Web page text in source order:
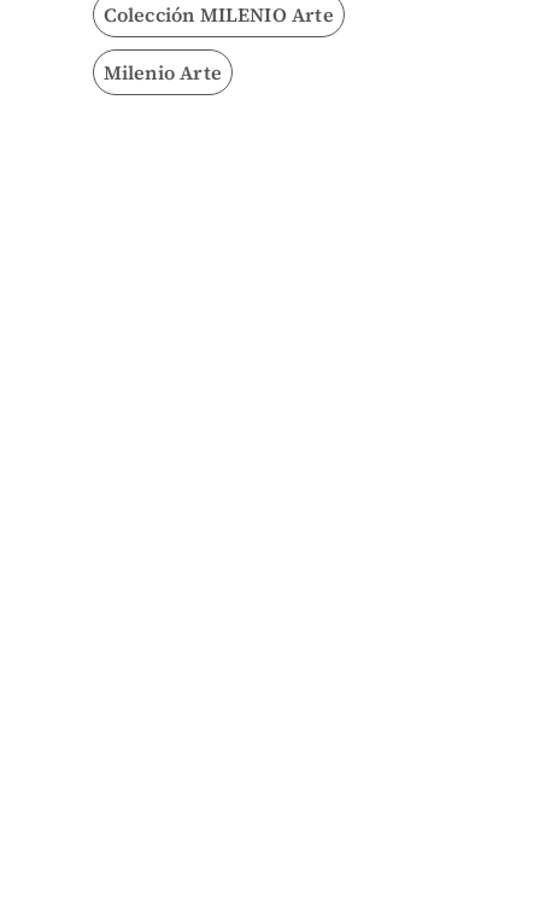
Colección MILENIO Arte
Milenio Arte